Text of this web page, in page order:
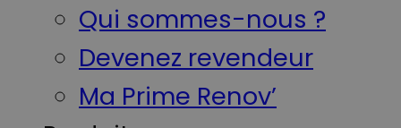
Qui sommes-nous ?
Devenez revendeur
Ma Prime Renov’